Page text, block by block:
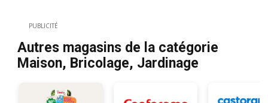
PUBLICITÉ
Autres magasins de la catégorie
Maison, Bricolage, Jardinage